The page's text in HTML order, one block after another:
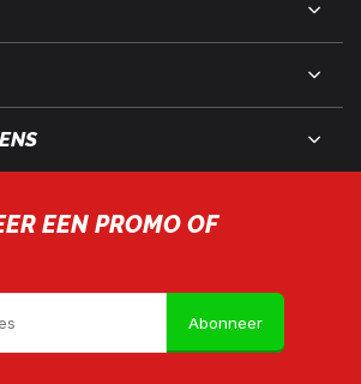
EEN PROMO OF
Abonneer